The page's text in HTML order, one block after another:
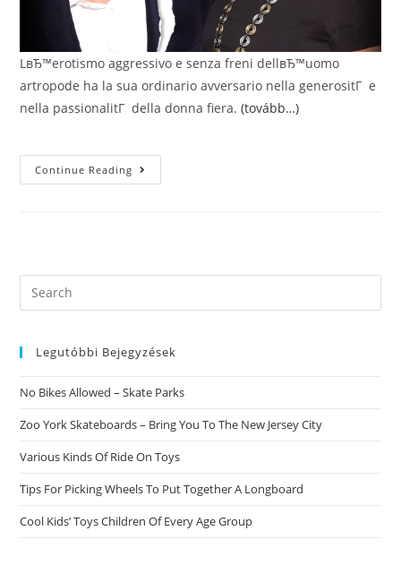
LвЂ™erotismo aggressivo e senza freni dellвЂ™uomo
artropode ha la sua ordinario avversario nella generositГ e
nella passionalitГ della donna fiera.(tovább…)
Continue Reading Come
Si
Con
Sfrenato
E
Zodiaco
Search
this
Legutóbbi Bejegyzések
No Bikes Allowed – Skate Parks
Zoo York Skateboards – Bring You To The New Jersey City
Various Kinds Of Ride On Toys
Tips For Picking Wheels To Put Together A Longboard
Cool Kids’ Toys Children Of Every Age Group